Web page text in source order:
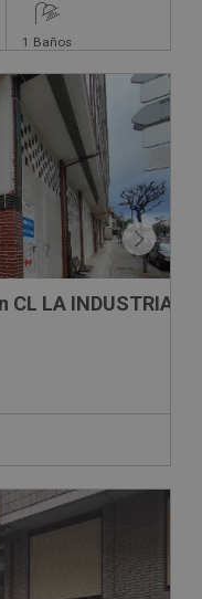
1 Baños
LA INDUSTRIA,